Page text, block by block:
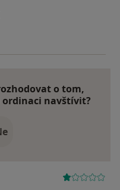
Váš účet byl odstraněn
o tom,
navštívit?